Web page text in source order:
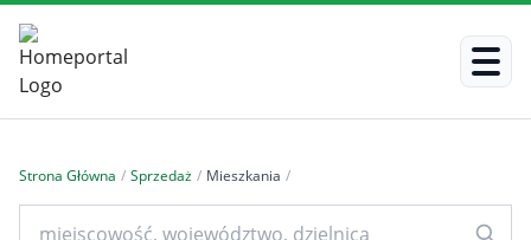
Strona Główna / Sprzedaż / Mieszkania /